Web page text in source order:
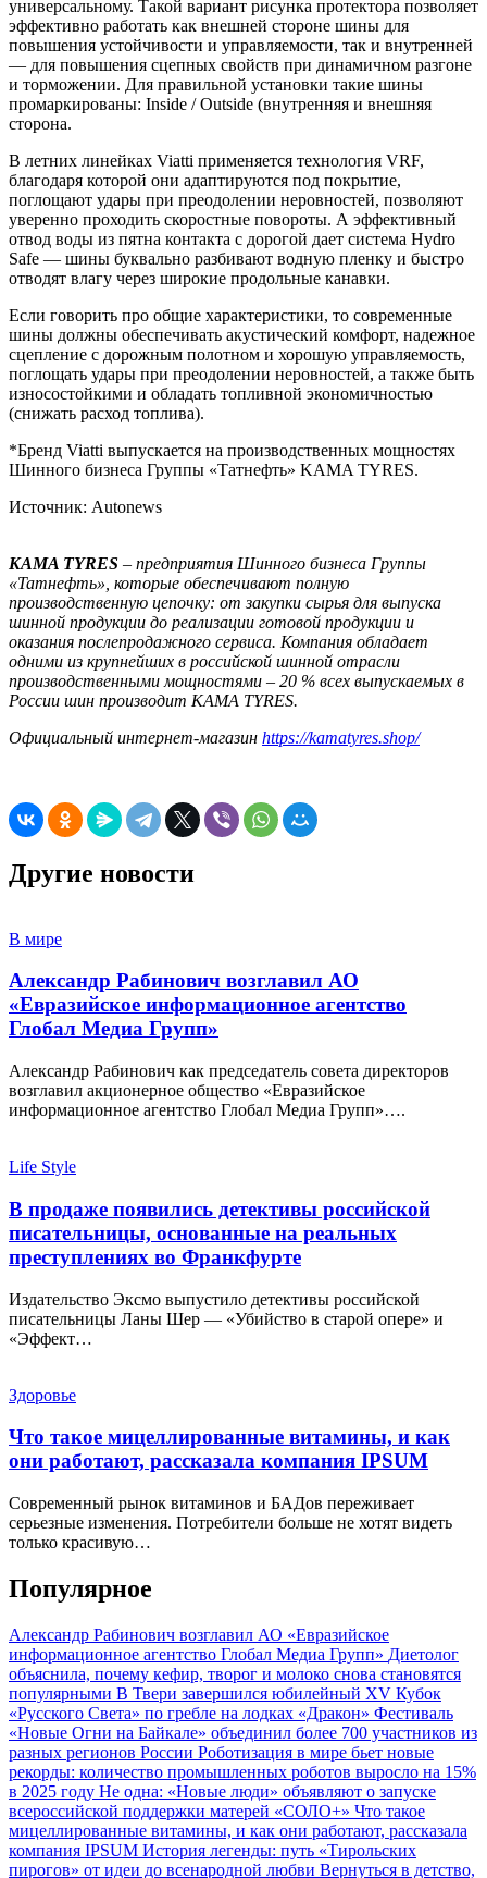
универсальному. Такой вариант рисунка протектора позволяет
эффективно работать как внешней стороне шины для
повышения устойчивости и управляемости, так и внутренней
— для повышения сцепных свойств при динамичном разгоне
и торможении. Для правильной установки такие шины
промаркированы: Inside / Outside (внутренняя и внешняя
сторона.
В летних линейках Viatti применяется технология VRF,
благодаря которой они адаптируются под покрытие,
поглощают удары при преодолении неровностей, позволяют
уверенно проходить скоростные повороты. А эффективный
отвод воды из пятна контакта с дорогой дает система Hydro
Safe — шины буквально разбивают водную пленку и быстро
отводят влагу через широкие продольные канавки.
Если говорить про общие характеристики, то современные
шины должны обеспечивать акустический комфорт, надежное
сцепление с дорожным полотном и хорошую управляемость,
поглощать удары при преодолении неровностей, а также быть
износостойкими и обладать топливной экономичностью
(снижать расход топлива).
*Бренд Viatti выпускается на производственных мощностях
Шинного бизнеса Группы «Татнефть» KAMA TYRES.
Источник: Autonews
KAMA TYRES – предприятия Шинного бизнеса Группы
«Татнефть», которые обеспечивают полную
производственную цепочку: от закупки сырья для выпуска
шинной продукции до реализации готовой продукции и
оказания послепродажного сервиса. Компания обладает
одними из крупнейших в российской шинной отрасли
производственными мощностями – 20 % всех выпускаемых в
России шин производит KAMA TYRES.
Официальный интернет-магазин https://kamatyres.shop/
Другие новости
В мире
Александр Рабинович возглавил АО
«Евразийское информационное агентство
Глобал Медиа Групп»
Александр Рабинович как председатель совета директоров
возглавил акционерное общество «Евразийское
информационное агентство Глобал Медиа Групп»….
Life Style
В продаже появились детективы российской
писательницы, основанные на реальных
преступлениях во Франкфурте
Издательство Эксмо выпустило детективы российской
писательницы Ланы Шер — «Убийство в старой опере» и
«Эффект…
Здоровье
Что такое мицеллированные витамины, и как
они работают, рассказала компания IPSUM
Современный рынок витаминов и БАДов переживает
серьезные изменения. Потребители больше не хотят видеть
только красивую…
Популярное
Александр Рабинович возглавил АО «Евразийское
информационное агентство Глобал Медиа Групп» Диетолог
объяснила, почему кефир, творог и молоко снова становятся
популярными В Твери завершился юбилейный XV Кубок
«Русского Света» по гребле на лодках «Дракон» Фестиваль
«Новые Огни на Байкале» объединил более 700 участников из
разных регионов России Роботизация в мире бьет новые
рекорды: количество промышленных роботов выросло на 15%
в 2025 году Не одна: «Новые люди» объявляют о запуске
всероссийской поддержки матерей «СОЛО+» Что такое
мицеллированные витамины, и как они работают, рассказала
компания IPSUM История легенды: путь «Тирольских
пирогов» от идеи до всенародной любви Вернуться в детство,